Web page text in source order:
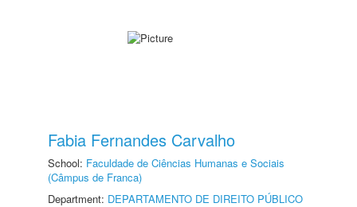
Fabia Fernandes Carvalho
School: Faculdade de Ciências Humanas e Sociais
(Câmpus de Franca)
Department: DEPARTAMENTO DE DIREITO PÚBLICO